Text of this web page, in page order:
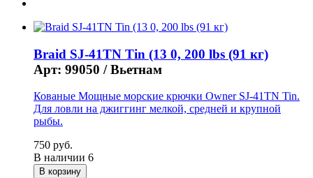
Braid SJ-41TN Tin (13 0, 200 lbs (91 кг)
Арт: 99050 /Вьетнам
Кованые Мощные морские крючки Owner SJ-41TN Tin.
Для ловли на джиггинг мелкой, средней и крупной
рыбы.
750 руб.
В наличии 6